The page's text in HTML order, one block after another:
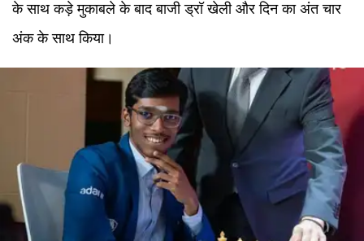
के साथ कड़े मुकाबले के बाद बाजी ड्रॉ खेली और दिन का अंत चार
अंक के साथ किया।